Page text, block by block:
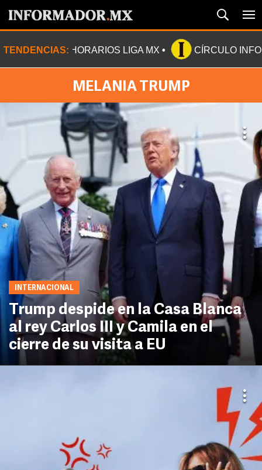
TENDENCIAS: HORARIOS LIGA MX CÍRCULO
MELANIA TRUMP
INTERNACIONAL
Trump despide en la Casa Blanca
al rey Carlos III y Camila en el
cierre de su visita a EU